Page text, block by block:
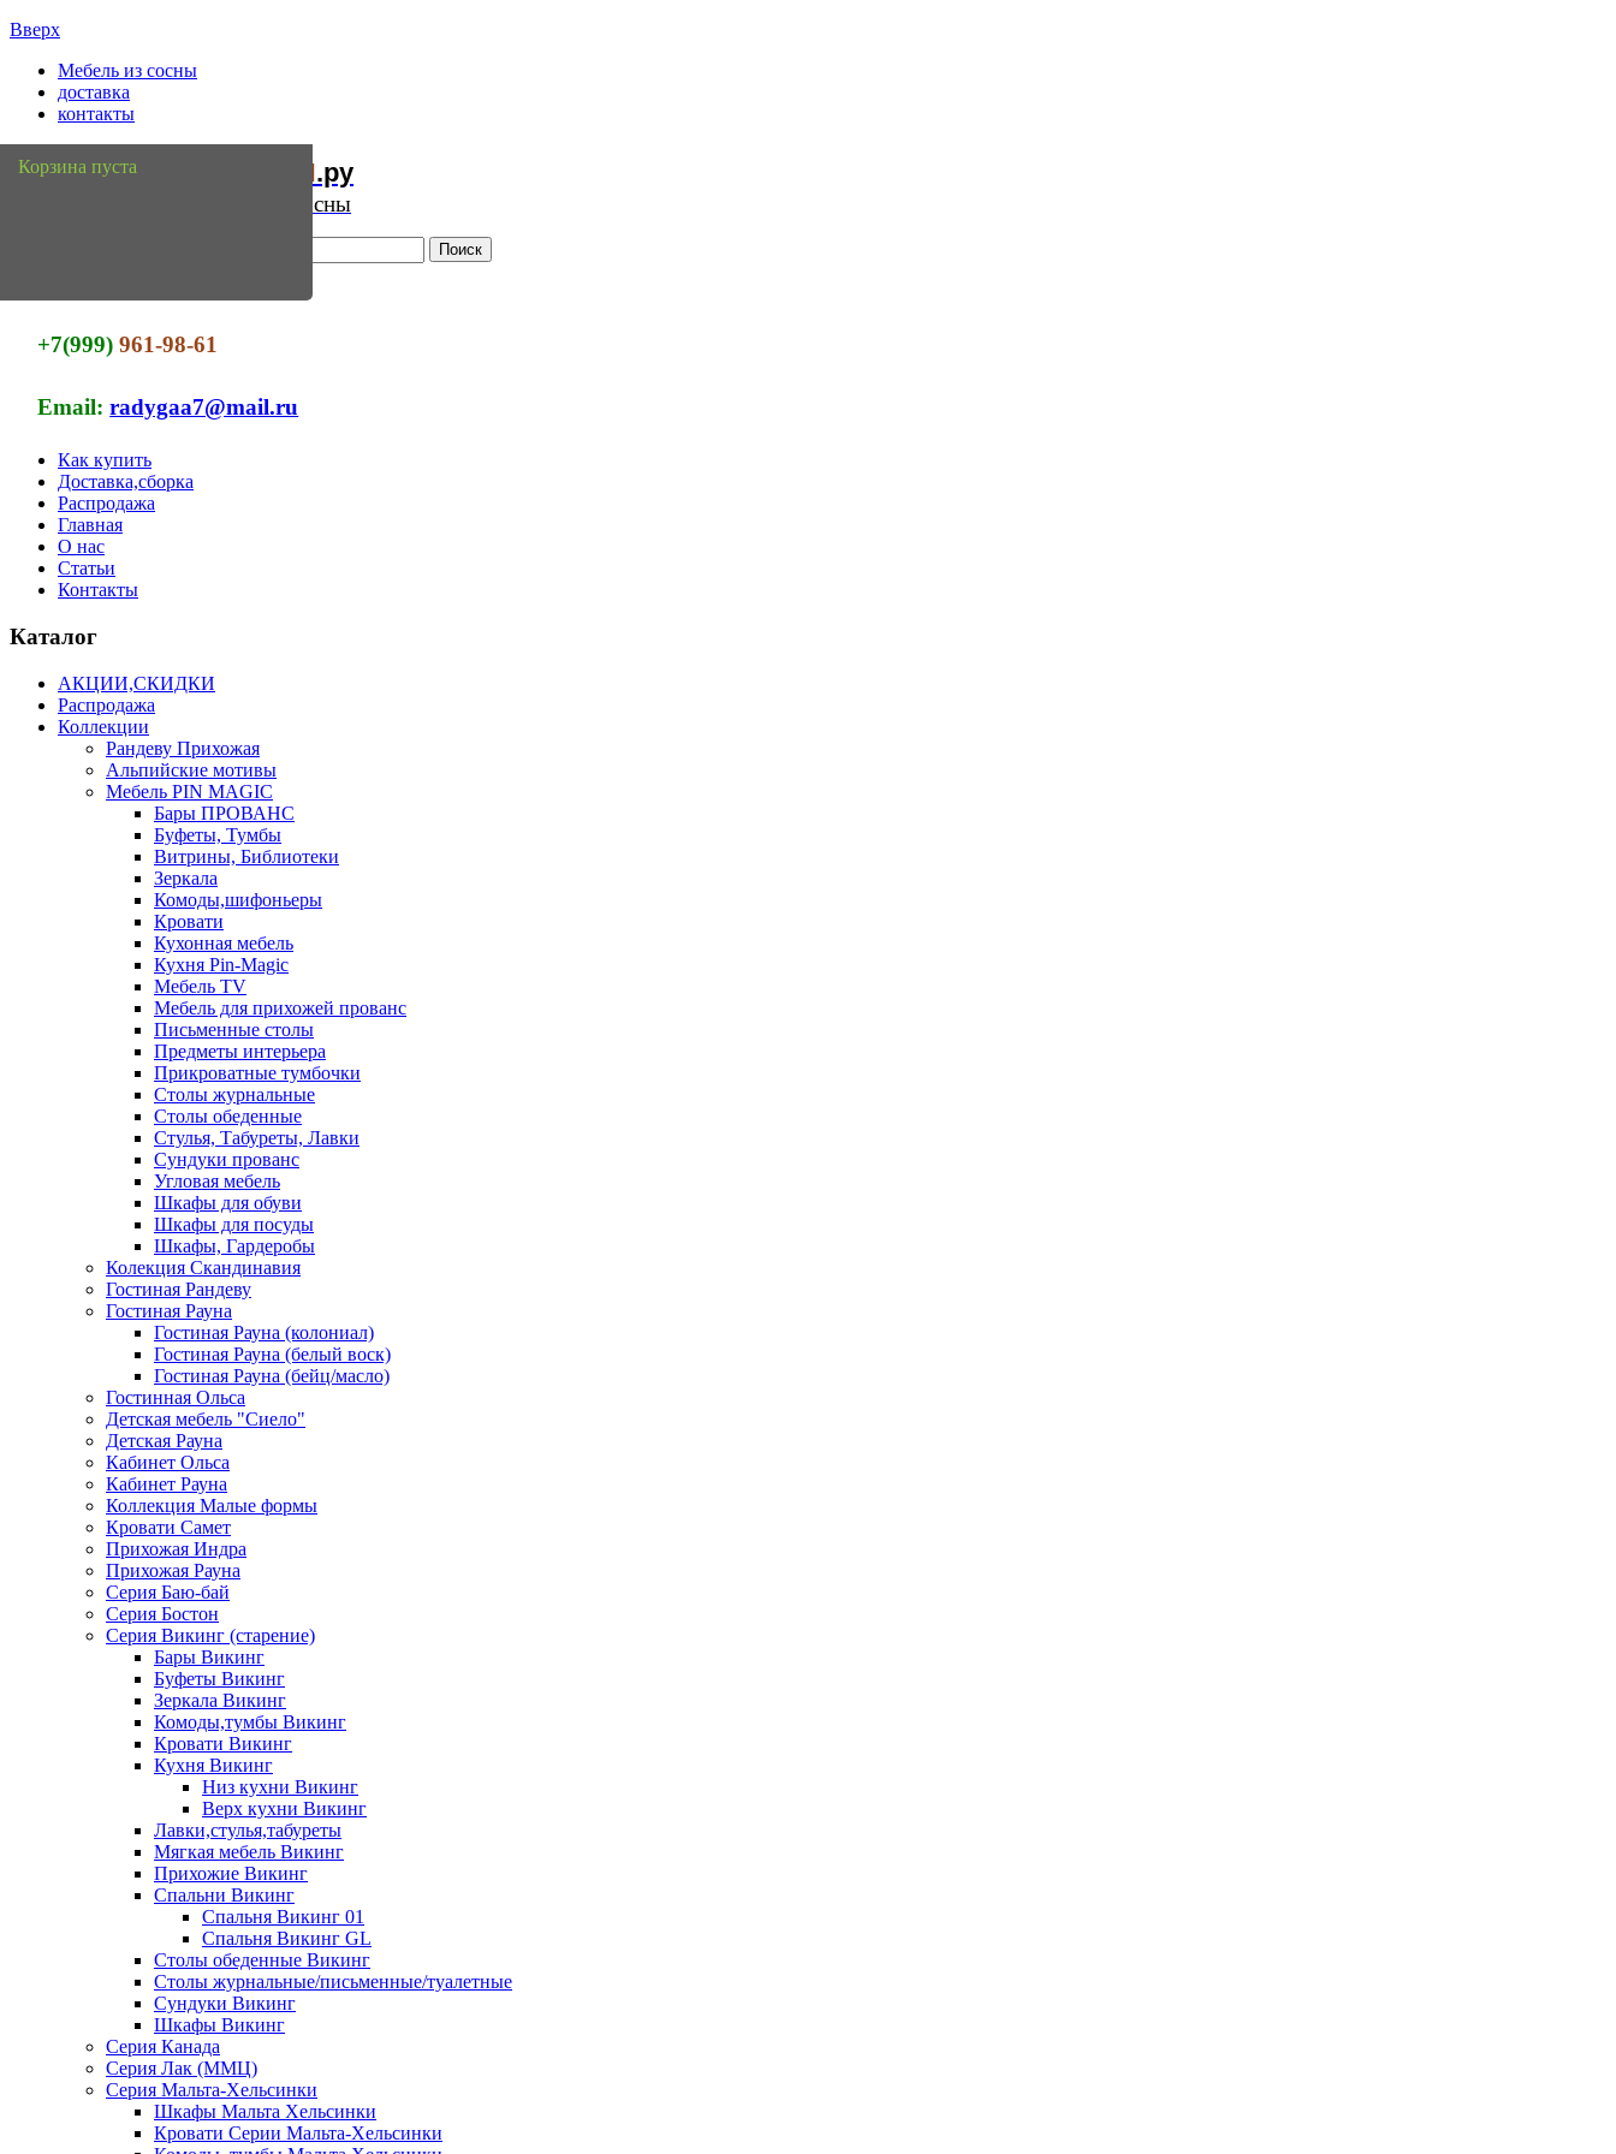
Вверх
Мебель из сосны
доставка
контакты
Мебель Сосны.ру
Интернет магазин мебели из сосны
+7(999)961-98-61
Email:radygaa7@mail.ru
Как купить
Доставка,сборка
Распродажа
Главная
О нас
Статьи
Контакты
Корзина пуста
Каталог
АКЦИИ,СКИДКИ
Распродажа
Коллекции
Рандеву Прихожая
Альпийские мотивы
Мебель PIN MAGIС
Бары ПРОВАНС
Буфеты, Тумбы
Витрины, Библиотеки
Зеркала
Комоды,шифоньеры
Кровати
Кухонная мебель
Кухня Pin-Magic
Мебель TV
Мебель для прихожей прованс
Письменные столы
Предметы интерьера
Прикроватные тумбочки
Столы журнальные
Столы обеденные
Стулья, Табуреты, Лавки
Сундуки прованс
Угловая мебель
Шкафы для обуви
Шкафы для посуды
Шкафы, Гардеробы
Колекция Скандинавия
Гостиная Рандеву
Гостиная Рауна
Гостиная Рауна (колониал)
Гостиная Рауна (белый воск)
Гостиная Рауна (бейц/масло)
Гостинная Ольса
Детская мебель "Сиело"
Детская Рауна
Кабинет Ольса
Кабинет Рауна
Коллекция Малые формы
Кровати Самет
Прихожая Индра
Прихожая Рауна
Серия Баю-бай
Серия Бостон
Серия Викинг (старение)
Бары Викинг
Буфеты Викинг
Зеркала Викинг
Комоды,тумбы Викинг
Кровати Викинг
Кухня Викинг
Низ кухни Викинг
Верх кухни Викинг
Лавки,стулья,табуреты
Мягкая мебель Викинг
Прихожие Викинг
Спальни Викинг
Спальня Викинг 01
Спальня Викинг GL
Столы обеденные Викинг
Столы журнальные/письменные/туалетные
Сундуки Викинг
Шкафы Викинг
Серия Канада
Серия Лак (ММЦ)
Серия Мальта-Хельсинки
Шкафы Мальта Хельсинки
Кровати Серии Мальта-Хельсинки